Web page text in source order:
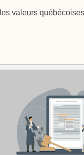
valeurs
Disponible en : Anglais,